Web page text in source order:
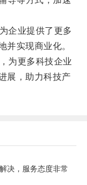
企业提供了更多
并实现商业化。
为更多科技企业
展，助力科技产
决，服务态度非常